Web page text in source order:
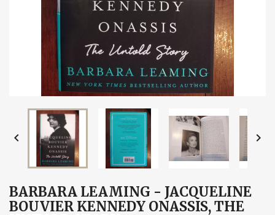
 
BARBARA LEAMING - JACQUELINE
BOUVIER KENNEDY ONASSIS, THE